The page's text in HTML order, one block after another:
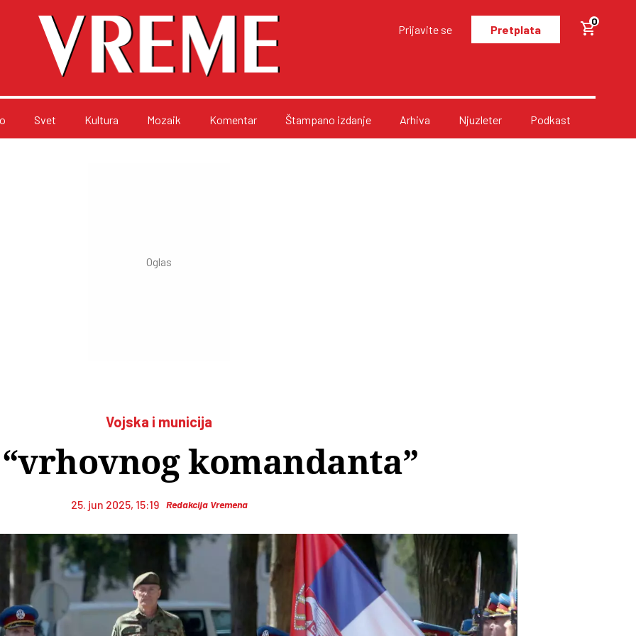
Prijavite se Pretplata
0
Svet Kultura Mozaik Komentar Štampano izdanje Arhiva Njuzleter Podkast
Vojska i municija
komandanta”
25. jun 2025, 15:19 Redakcija Vremena